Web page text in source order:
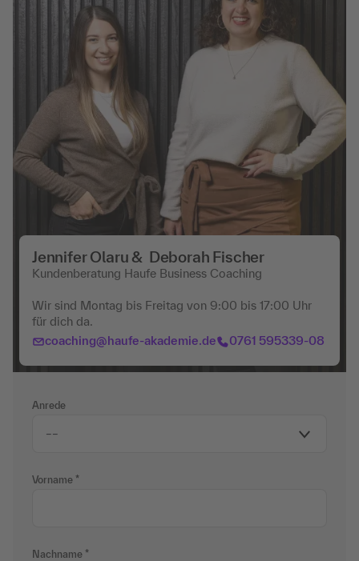
Anrede
Vorname
Nachname
Jennifer Olaru & Deborah Fischer
Kundenberatung Haufe Business Coaching
Wir sind Montag bis Freitag von 9:00 bis 17:00 Uhr
für dich da.
coaching@haufe-akademie.de
0761 595339-08